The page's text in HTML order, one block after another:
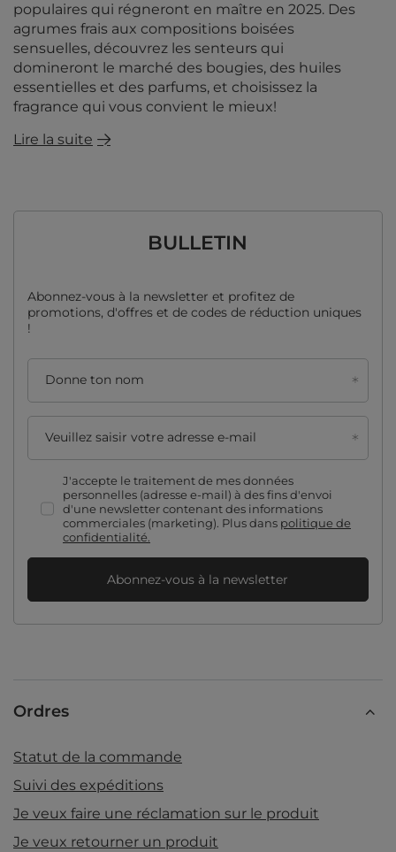
populaires qui régneront en maître en 2025. Des
agrumes frais aux compositions boisées
sensuelles, découvrez les senteurs qui
domineront le marché des bougies, des huiles
essentielles et des parfums, et choisissez la
fragrance qui vous convient le mieux!
Lire la suite
BULLETIN
Abonnez-vous à la newsletter et profitez de
promotions, d'offres et de codes de réduction uniques
!
Donne ton nom
Veuillez saisir votre adresse e-mail
J'accepte le traitement de mes données
personnelles (adresse e-mail) à des fins d'envoi
d'une newsletter contenant des informations
commerciales (marketing). Plus dans politique de
confidentialité.
Abonnez-vous à la newsletter
Ordres
Statut de la commande
Suivi des expéditions
Je veux faire une réclamation sur le produit
Je veux retourner un produit